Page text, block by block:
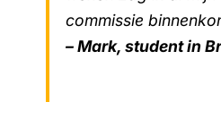
commissie
– Mark, student in